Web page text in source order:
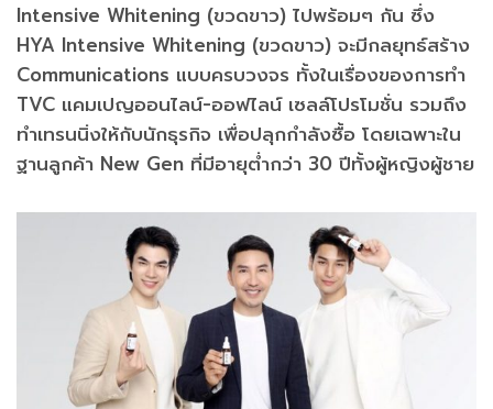
Intensive Whitening (ขวดขาว) ไปพร้อมๆ กัน ซึ่ง
HYA Intensive Whitening (ขวดขาว) จะมีกลยุทธ์สร้าง
Communications แบบครบวงจร ทั้งในเรื่องของการทำ
TVC แคมเปญออนไลน์-ออฟไลน์ เซลล์โปรโมชั่น รวมถึง
ทำเทรนนิ่งให้กับนักธุรกิจ เพื่อปลุกกำลังซื้อ โดยเฉพาะใน
ฐานลูกค้า New Gen ที่มีอายุต่ำกว่า 30 ปีทั้งผู้หญิงผู้ชาย